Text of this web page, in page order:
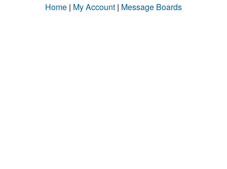
Home | My Account | Message Boards